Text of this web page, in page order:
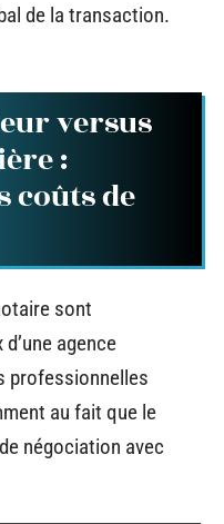
de la transaction.
versus
:
coûts de
sont
agence
professionnelles
au fait que le
négociation avec